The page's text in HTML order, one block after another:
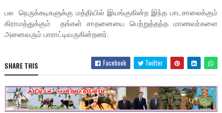
பல நெருக்கடிகளுக்கு மத்தியில் இயங்குகின்ற இந்த பாடசாலைக்கும்
கிராமத்துக்கும் தங்கள் சாதனையை பெற்றுத்தந்த மாணவர்களை
அனைவரும் பாராட்டிவருகின்றனர்.
SHARE THIS Facebook Twitter